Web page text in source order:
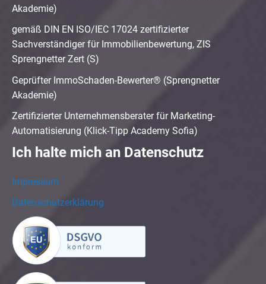
Akademie)
gemäß DIN EN ISO/IEC 17024 zertifizierter
Sachverständiger für Immobilienbewertung, ZIS
Sprengnetter Zert (S)
Geprüfter ImmoSchaden-Bewerter® (Sprengnetter
Akademie)
Zertifizierter Unternehmensberater für Marketing-
Automatisierung (Klick-Tipp Academy Sofia)
Ich halte mich an Datenschutz
Impressum
Datenschutzerklärung